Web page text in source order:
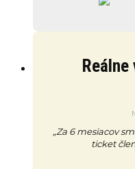
„Za 6 mesiacov
ticket